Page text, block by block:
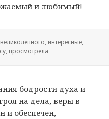
и любимый!
великолепного, интересные,
, просмотрела
бодрости духа и
на дела, веры в
и обеспечен,